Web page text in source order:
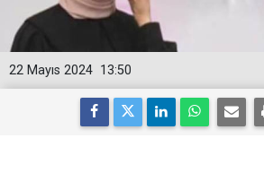
13:50
22 Mayıs 2024